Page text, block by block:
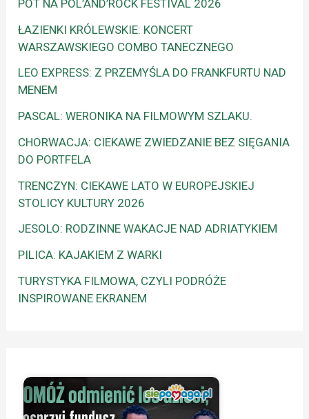
POT NA POL’AND’ROCK FESTIVAL 2026
ŁAZIENKI KRÓLEWSKIE: KONCERT
WARSZAWSKIEGO COMBO TANECZNEGO
LEO EXPRESS: Z PRZEMYŚLA DO FRANKFURTU NAD
MENEM
PASCAL: WERONIKA NA FILMOWYM SZLAKU.
CHORWACJA: CIEKAWE ZWIEDZANIE BEZ SIĘGANIA
DO PORTFELA
TRENCZYN: CIEKAWE LATO W EUROPEJSKIEJ
STOLICY KULTURY 2026
JESOLO: RODZINNE WAKACJE NAD ADRIATYKIEM
PILICA: KAJAKIEM Z WARKI
TURYSTYKA FILMOWA, CZYLI PODRÓŻE
INSPIROWANE EKRANEM